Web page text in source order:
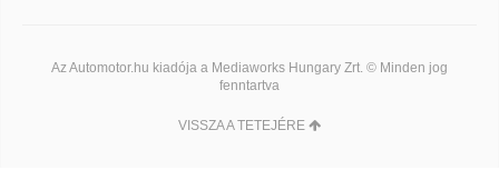
Az Automotor.hu kiadója a Mediaworks Hungary Zrt. © Minden jog
fenntartva
VISSZA A TETEJÉRE